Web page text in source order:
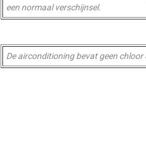
een normaal verschijnsel.
De airconditioning bevat geen